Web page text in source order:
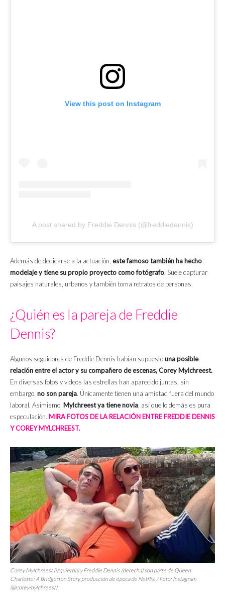
View this post on Instagram
A post shared by Freddie Dennis (@freddiedennis)
Además de dedicarse a la actuación, este famoso también ha hecho
modelaje y tiene su propio proyecto como fotógrafo. Suele capturar
paisajes naturales, urbanos y también toma retratos de personas.
¿Quién es la pareja de Freddie
Dennis?
Algunos seguidores de Freddie Dennis habían supuestouna posible
relación entre el actor y su compañero de escenas, Corey Mylchreest.
En diversas fotos y videos las estrellas han aparecido juntas, sin
embargo, no son pareja. Únicamente tienen una amistad fuera del mundo
laboral. Asimismo, Mylchreest ya tiene novia , así que lo demás es pura
especulación. MIRA FOTOS DE LA RELACIÓN ENTRE FREDDIE DENNIS
Y COREY MYLCHREEST.
Corey Mylchreest (izquierda) y Freddie Dennis (derecha) son parte de Queen
Charlotte: A Bridgerton Story, producción de época de Netflix. / Foto: Instagram
(@coreymylchreest)